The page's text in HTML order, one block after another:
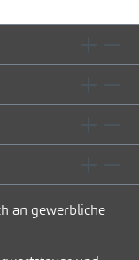
an gewerbliche